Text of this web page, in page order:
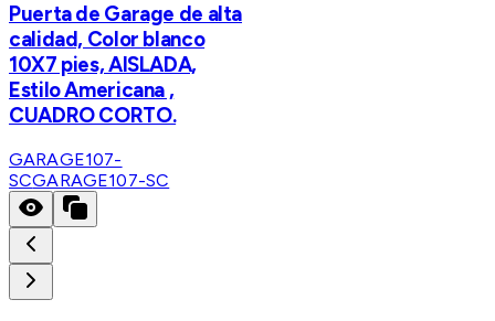
Puerta de Garage de alta
calidad, Color blanco
10X7 pies, AISLADA,
Estilo Americana ,
CUADRO CORTO.
GARAGE107-
SCGARAGE107-SC